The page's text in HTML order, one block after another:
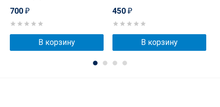
700 ₽
В корзину
450 ₽
В корзину